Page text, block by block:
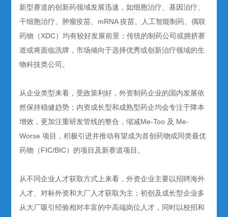
新型赛道的创新药领域发展迅速，如细胞治疗、基因治疗、
干细胞治疗、肿瘤疫苗、mRNA 疫苗、人工智能制药、偶联
药物（XDC）均有较好发展前景；传统的制药公司或拥挤赛
道或将面临洗牌，市场倾向于选择优秀或创新治疗领域的生
物科技类公司。
从企业类型来看，受政策利好，外资制药企业的国内发展依
然保持稳健趋势；内资成长型和成熟型药企均会专注于降本
增效，更加注重研发管线的整合，缩减Me-Too 及 Me-
Worse 项目，积极引进并推动有望成为首创药物或同类最优
药物（FIC/BIC）的项目及新赛道项目。
从不同企业人才获取方式上来看，外资企业主要以招聘海外
人才、对标外资和大厂人才获取为主；初创及成长型企业多
从大厂吸引经验相对丰富的中高端岗位人才，同时以校招和